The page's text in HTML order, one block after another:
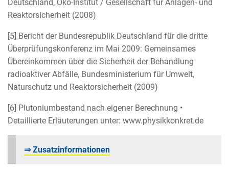
Deutschland, Öko-Institut / Gesellschaft für Anlagen- und
Reaktorsicherheit (2008)
[5] Bericht der Bundesrepublik Deutschland für die dritte
Überprüfungskonferenz im Mai 2009: Gemeinsames
Übereinkommen über die Sicherheit der Behandlung
radioaktiver Abfälle, Bundesministerium für Umwelt,
Naturschutz und Reaktorsicherheit (2009)
[6] Plutoniumbestand nach eigener Berechnung •
Detaillierte Erläuterungen unter: www.physikkonkret.de
⇒ Zusatzinformationen